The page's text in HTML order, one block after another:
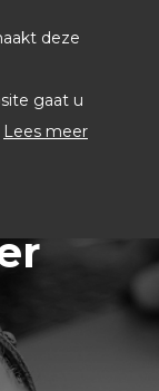
deze
gaat u
Lees meer